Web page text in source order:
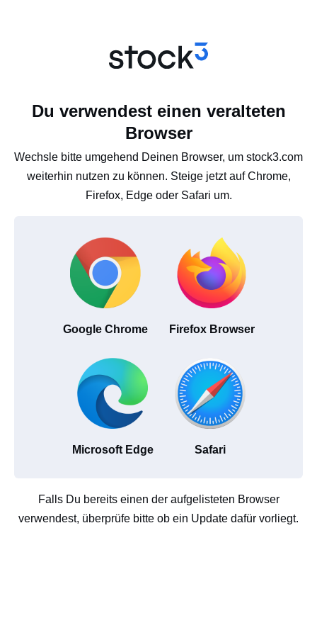
Du verwendest einen veralteten
Browser
Wechsle bitte umgehend Deinen Browser, um stock3.com
weiterhin nutzen zu können. Steige jetzt auf Chrome,
Firefox, Edge oder Safari um.
Google Chrome Firefox Browser
Microsoft Edge Safari
Falls Du bereits einen der aufgelisteten Browser
verwendest, überprüfe bitte ob ein Update dafür vorliegt.